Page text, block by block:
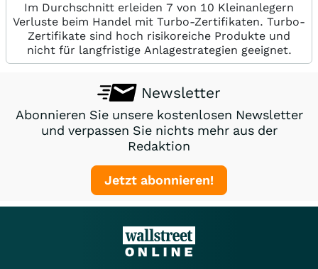
Im Durchschnitt erleiden 7 von 10 Kleinanlegern
Verluste beim Handel mit Turbo-Zertifikaten. Turbo-
Zertifikate sind hoch risikoreiche Produkte und
nicht für langfristige Anlagestrategien geeignet.
Newsletter
Abonnieren Sie unsere kostenlosen Newsletter
und verpassen Sie nichts mehr aus der
Redaktion
Jetzt abonnieren!